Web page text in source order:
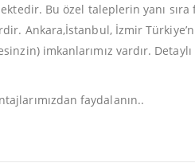
Bu özel taleplerin yanı
Ankara,İstanbul, İzmir
imkanlarımız vardır.
faydalanın..